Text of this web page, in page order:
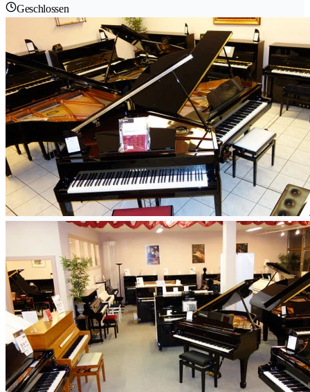
Geschlossen